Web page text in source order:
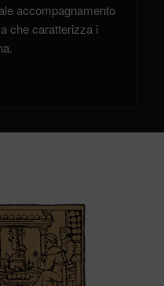
accompagnamento
che caratterizza i